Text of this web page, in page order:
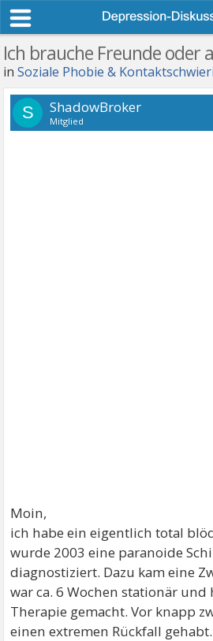
Ich brauche Freunde oder
inSoziale Phobie &
S ShadowBroker
Mitglied
Moin,
ich habe ein eigentlich total
wurde 2003 eine paranoide
diagnostiziert. Dazu kam eine
war ca. 6 Wochen stationär und
Therapie gemacht. Vor knapp
einen extremen Rückfall